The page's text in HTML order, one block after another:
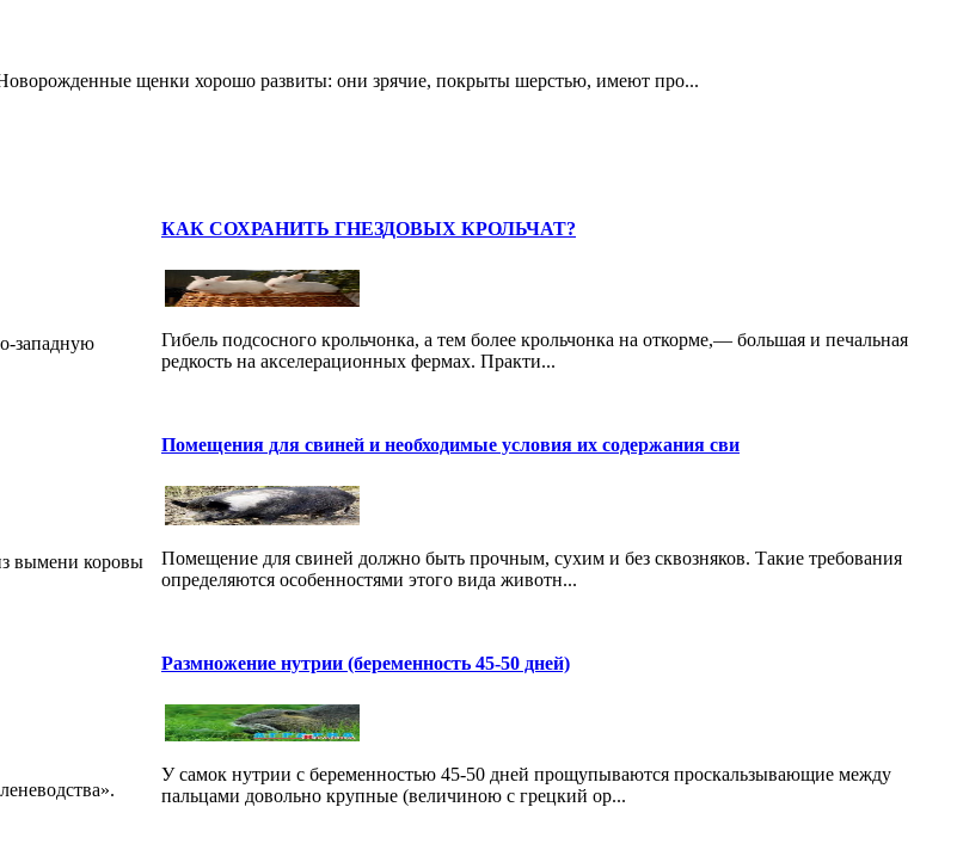
щенки хорошо развиты: они зрячие, покрыты шерстью, имеют про...
западную
КАК СОХРАНИТЬ ГНЕЗДОВЫХ КРОЛЬЧАТ?
Гибель подсосного крольчонка, а тем более крольчонка на откорме,— большая и печальная
редкость на акселерационных фермах. Практи...
вымени коровы
Помещения для свиней и необходимые условия их содержания сви
Помещение для свиней должно быть прочным, сухим и без сквозняков. Такие требования
определяются осо­бенностями этого вида животн...
Размножение нутрии (беременность 45-50 дней)
У самок нутрии с беременностью 45-50 дней прощупываются проскальзывающие между
пальцами довольно крупные (величиною с грецкий ор...